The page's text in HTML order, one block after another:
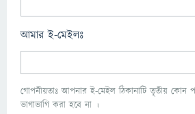
আমার ই-মেইলঃ
গোপনীয়তাঃ আপনার ই-মেইল ঠিকানাটি তৃতীয় কোন
ভাগাভাগি করা হবে না ।